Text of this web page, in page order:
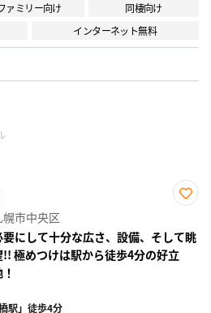
ァミリー向け
同棲向け
インターネット無料
り登
録
幌市中央区
要にして十分な広さ、設備、そして眺
!! 極めつけは駅から徒歩4分の好立
駅」徒歩4分